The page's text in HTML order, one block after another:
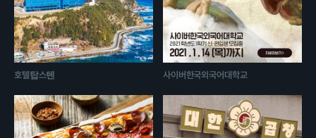
호텔탑스텐 사이버한국외국어대학교